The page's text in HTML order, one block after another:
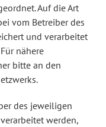
Auf die Art
vom Betreiber des
und verarbeitet
nähere
bitte an den
des jeweiligen
werden,